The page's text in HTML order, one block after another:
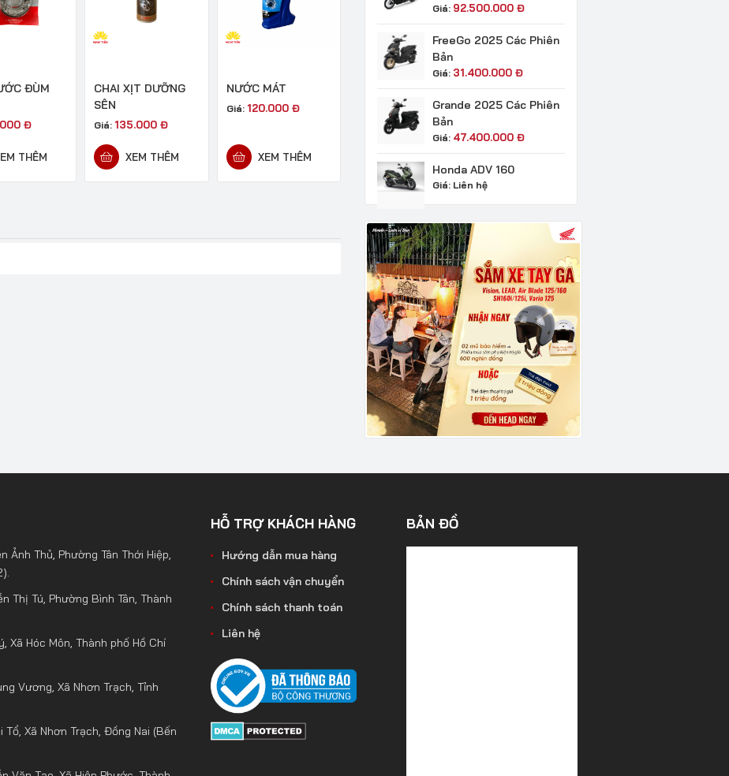
ĐÙM
Đ
THÊM
CHAI XỊT DƯỠNG
SÊN
Giá: 135.000 Đ
XEM THÊM
NƯỚC MÁT
Giá: 120.000 Đ
XEM THÊM
Giá: 92.500.000 Đ
FreeGo 2025 Các Phiên
Bản
Giá: 31.400.000 Đ
Grande 2025 Các Phiên
Bản
Giá: 47.400.000 Đ
Honda ADV 160
Giá: Liên hệ
Ảnh Thủ, Phường Tân Thới Hiệp,
Thị Tú, Phường Bình Tân, Thành
Xã Hóc Môn, Thành phố Hồ Chí
Vương, Xã Nhơn Trạch, Tỉnh
Xã Nhơn Trạch, Đồng Nai (Bến
HỖ TRỢ KHÁCH HÀNG
Hướng dẫn mua hàng
Chính sách vận chuyển
Chính sách thanh toán
Liên hệ
BẢN ĐỒ